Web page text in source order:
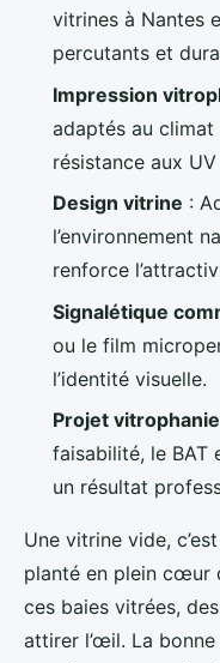
vitrines à Nantes
percutants et
Impression
adaptés au
résistance aux
Design vitrine :
l’environnement
renforce
Signalétique
ou le film
l’identité visuelle.
Projet
faisabilité, le BAT
un résultat
Une vitrine vide,
planté en plein cœur
ces baies vitrées,
attirer l’œil. La bonne